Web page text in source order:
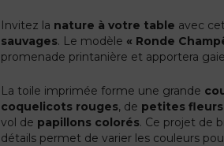
Invitez la nature à votre table avec
sauvages. Le modèle « Ronde
promenade printanière et apportera
La toile imprimée forme une grande
coquelicots rouges, de petites
vol de papillons colorés. Ce projet de
détails permet de varier les couleurs